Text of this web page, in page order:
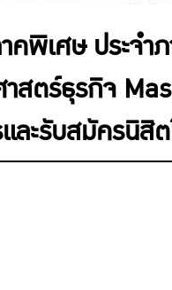
พิเศษ ประจำ
สตร์ธุรกิจ
ละรับสมัครนิสิ